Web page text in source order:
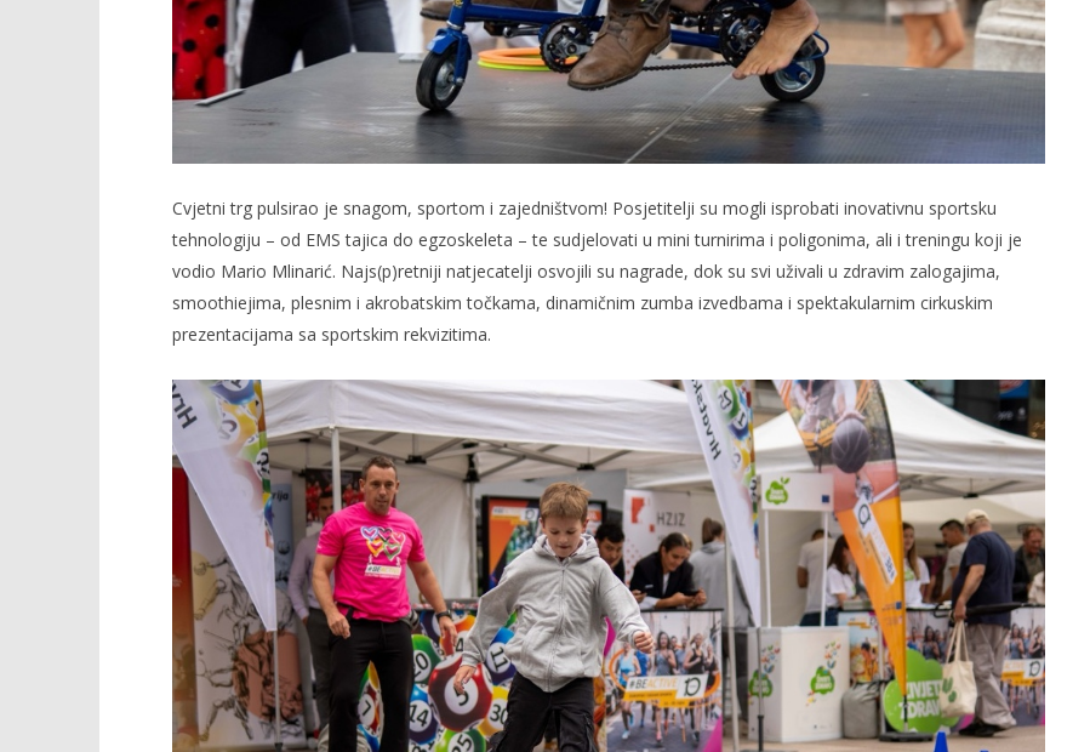
Cvjetni trg pulsirao je snagom, sportom i zajedništvom! Posjetitelji su mogli isprobati inovativnu sportsku
tehnologiju – od EMS tajica do egzoskeleta – te sudjelovati u mini turnirima i poligonima, ali i treningu koji je
vodio Mario Mlinarić. Najs(p)retniji natjecatelji osvojili su nagrade, dok su svi uživali u zdravim zalogajima,
smoothiejima, plesnim i akrobatskim točkama, dinamičnim zumba izvedbama i spektakularnim cirkuskim
prezentacijama sa sportskim rekvizitima.